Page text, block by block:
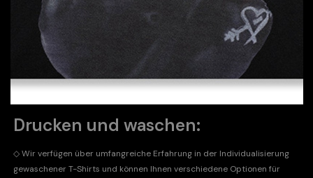
Drucken und waschen:
◇ Wir verfügen über umfangreiche Erfahrung in der Individualisierung
gewaschener T-Shirts und können Ihnen verschiedene Optionen für